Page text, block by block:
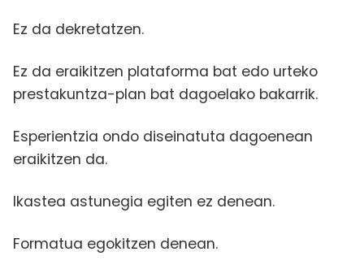
Ez da dekretatzen.
Ez da eraikitzen plataforma bat edo urteko
prestakuntza-plan bat dagoelako bakarrik.
Esperientzia ondo diseinatuta dagoenean
eraikitzen da.
Ikastea astunegia egiten ez denean.
Formatua egokitzen denean.